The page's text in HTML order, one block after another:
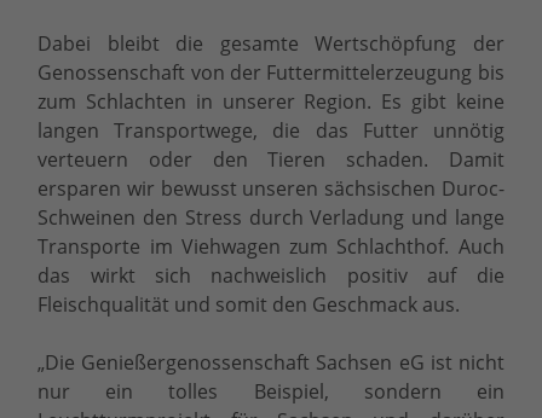
Dabei bleibt die gesamte Wertschöpfung der
Genossenschaft von der Futtermittelerzeugung bis
zum Schlachten in unserer Region. Es gibt keine
langen Transportwege, die das Futter unnötig
verteuern oder den Tieren schaden. Damit
ersparen wir bewusst unseren sächsischen Duroc-
Schweinen den Stress durch Verladung und lange
Transporte im Viehwagen zum Schlachthof. Auch
das wirkt sich nachweislich positiv auf die
Fleischqualität und somit den Geschmack aus.
„Die Genießergenossenschaft Sachsen eG ist nicht
nur ein tolles Beispiel, sondern ein